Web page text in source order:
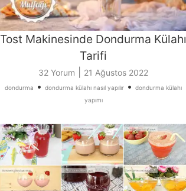
Tost Makinesinde Dondurma Külahı
Tarifi
32 Yorum 21 Ağustos 2022
dondurma • dondurma külahı nasıl yapılır • dondurma külahı
yapımı